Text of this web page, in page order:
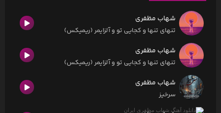
شهاب مظفری
تنهای تنها و کجایی تو و آلزایمر (ریمیکس)
شهاب مظفری
تنهای تنها و کجایی تو و آلزایمر (ریمیکس)
شهاب‌ مظفری
سرخیز